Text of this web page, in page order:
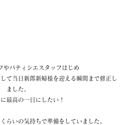
やパティシエスタッフはじめ
て当日新郎新婦様を迎える瞬間まで修正し
ました。
最高の一日にしたい！
らいの気持ちで準備をしていました。